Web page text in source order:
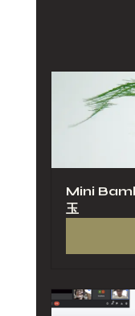
Mini
玉